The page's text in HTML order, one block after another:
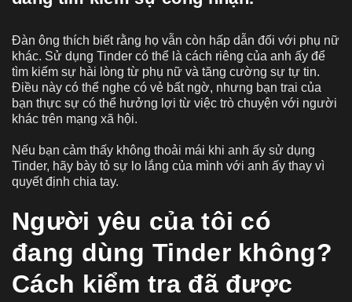
Đàn ông thích biết rằng họ vẫn còn hấp dẫn đối với phụ nữ
khác. Sử dụng Tinder có thể là cách riêng của anh ấy để
tìm kiếm sự hài lòng từ phụ nữ và tăng cường sự tự tin.
Điều này có thể nghe có vẻ bất ngờ, nhưng bạn trai của
bạn thực sự có thể hưởng lợi từ việc trò chuyện với người
khác trên mạng xã hội.
Nếu bạn cảm thấy không thoải mái khi anh ấy sử dụng
Tinder, hãy bày tỏ sự lo lắng của mình với anh ấy thay vì
quyết định chia tay.
Người yêu của tôi có
đang dùng Tinder không?
Cách kiểm tra đã được